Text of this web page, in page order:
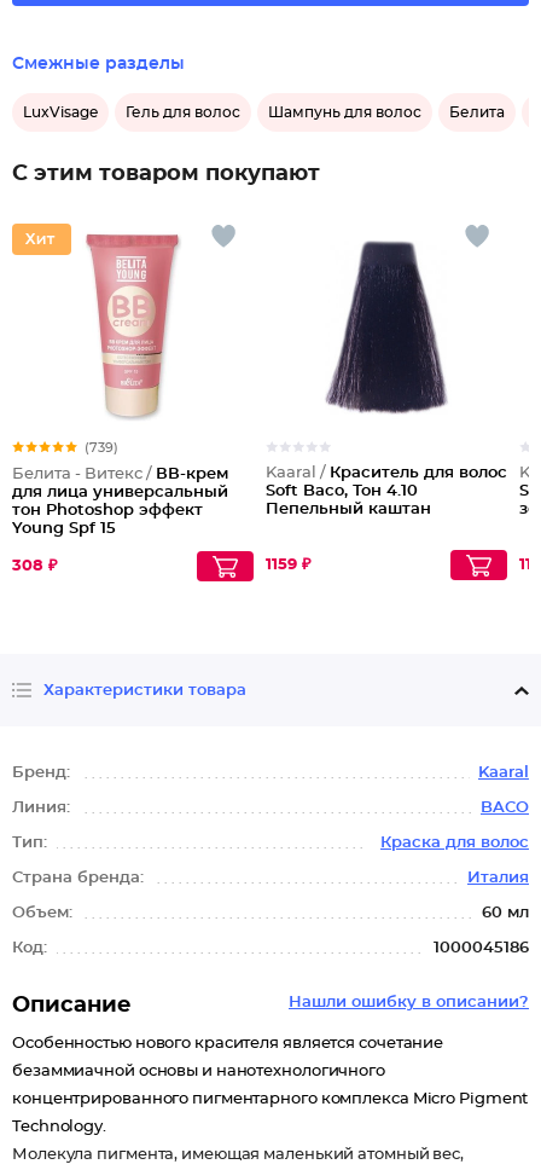
Смежные разделы
LuxVisage Гель для волос Шампунь для волос Белита
С этим товаром покупают
(739)
Белита - Витекс / ВВ-крем
для лица универсальный
тон Photoshop эффект
Young Spf 15
308 ₽
Kaaral / Краситель для волос
Soft Baco, Тон 4.10
Пепельный каштан
1159 ₽
Характеристики товара
Бренд: Kaaral
Линия: BACO
Тип: Краска для волос
Страна бренда: Италия
Объем: 60 мл
Код: 1000045186
Нашли ошибку в описании?
Описание
Особенностью нового красителя является сочетание
безаммиачной основы и нанотехнологичного
концентрированного пигментарного комплекса Micro Pigment
Technology.
Молекула пигмента, имеющая маленький атомный вес,